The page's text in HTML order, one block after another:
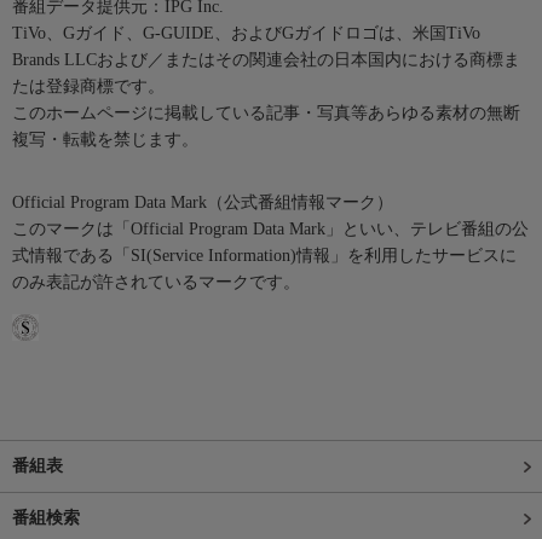
番組データ提供元：IPG Inc.
TiVo、Gガイド、G-GUIDE、およびGガイドロゴは、米国TiVo
Brands LLCおよび／またはその関連会社の日本国内における商標ま
たは登録商標です。
このホームページに掲載している記事・写真等あらゆる素材の無断
複写・転載を禁じます。
Official Program Data Mark（公式番組情報マーク）
このマークは「Official Program Data Mark」といい、テレビ番組の公
式情報である「SI(Service Information)情報」を利用したサービスに
のみ表記が許されているマークです。
番組表
番組検索